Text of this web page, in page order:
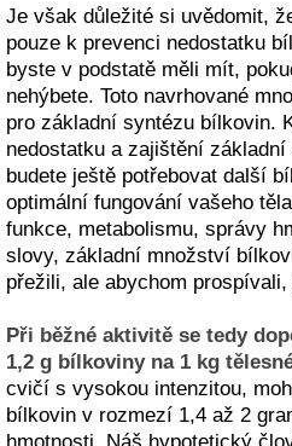
Je však důležité si uvědomit,
pouze k prevenci nedostatku
byste v podstatě měli mít,
nehýbete. Toto navrhované
pro základní syntézu bílkovin.
nedostatku a zajištění
budete ještě potřebovat další
optimální fungování vašeho
funkce, metabolismu, správy
slovy, základní množství
přežili, ale abychom
Při běžné aktivitě se tedy
1,2 g bílkoviny na 1 kg
cvičí s vysokou intenzitou,
bílkovin v rozmezí 1,4 až 2